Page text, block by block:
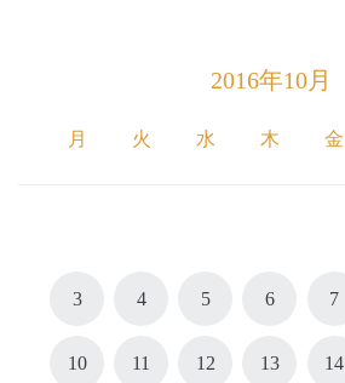
2016年10月
月 火 水 木 金
3 4 5 6 7
10 11 12 13 14